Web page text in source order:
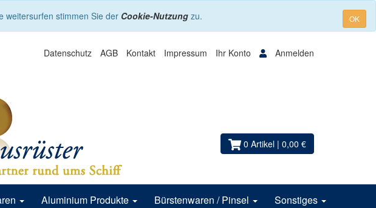
weitersurfen stimmen Sie der Cookie-Nutzung zu. OK
Datenschutz AGB Kontakt Impressum Ihr Konto Anmelden
0 Artikel | 0,00 €
Aluminium Produkte Bürstenwaren / Pinsel Sonstiges